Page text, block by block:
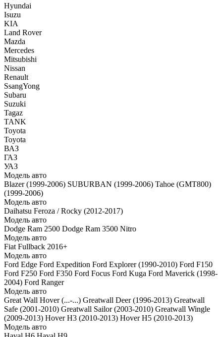
Hyundai
Isuzu
KIA
Land Rover
Mazda
Mercedes
Mitsubishi
Nissan
Renault
SsangYong
Subaru
Suzuki
Tagaz
TANK
Toyota
Toyota
ВАЗ
ГАЗ
УАЗ
Модель авто
Blazer (1999-2006) SUBURBAN (1999-2006) Tahoe (GMT800)
(1999-2006)
Модель авто
Daihatsu Feroza / Rocky (2012-2017)
Модель авто
Dodge Ram 2500 Dodge Ram 3500 Nitro
Модель авто
Fiat Fullback 2016+
Модель авто
Ford Edge Ford Expedition Ford Explorer (1990-2010) Ford F150
Ford F250 Ford F350 Ford Focus Ford Kuga Ford Maverick (1998-
2004) Ford Ranger
Модель авто
Great Wall Hover (...-...) Greatwall Deer (1996-2013) Greatwall
Safe (2001-2010) Greatwall Sailor (2003-2010) Greatwall Wingle
(2009-2013) Hover H3 (2010-2013) Hover H5 (2010-2013)
Модель авто